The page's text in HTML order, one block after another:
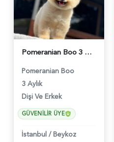
Pomeranian Boo 3 Aylık Bebek Yavrular - 6178
Pomeranian Boo
3 Aylık
Dişi Ve Erkek
GÜVENILIR ÜYE
İstanbul / Beykoz